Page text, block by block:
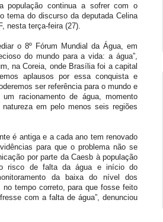
população continua a sofrer com o
tema do discurso da deputada Celina
nesta terça-feira (27).
o 8º Fórum Mundial da Água, em
do mundo para a vida: a água”,
na Coreia, onde Brasília foi a capital
aplausos por essa conquista e
ser referência para o mundo e
racionamento de água, momento
em pelo menos seis regiões
é antiga e a cada ano tem renovado
para que o problema não se
por parte da Caesb à população
risco de falta da água e início do
da baixa do nível dos
tempo correto, para que fosse feito
com a falta de água”, denunciou